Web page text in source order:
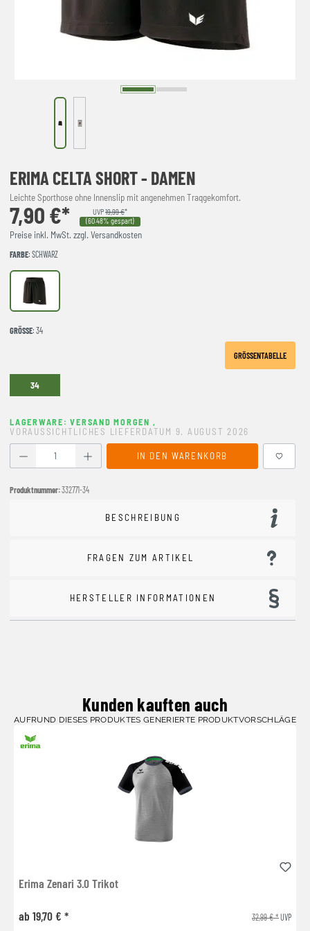
ERIMA CELTA SHORT - DAMEN
Leichte Sporthose ohne Innenslip mit angenehmen Traqgekomfort.
7,90 €* UVP19,99 €*
(60.48% gespart)
Preise inkl. MwSt. zzgl. Versandkosten
FARBE: SCHWARZ
schwarz
GRÖSSE : 34
GRÖSSENTABELLE
34
LAGERWARE: VERSAND MORGEN ,
VORAUSSICHTLICHES LIEFERDATUM 9. AUGUST 2026
Produkt Anzahl: Gib den gewünschten Wert ein oder
IN DEN WARENKORB
Produktnummer:332771-34
BESCHREIBUNG
FRAGEN ZUM ARTIKEL
HERSTELLER INFORMATIONEN
Kunden kauften auch
AUFRUND DIESES PRODUKTES GENERIERTE PRODUKTVORSCHLÄGE
Erima Zenari 3.0 Trikot
ab 19,70 € * 32,99 € *UVP